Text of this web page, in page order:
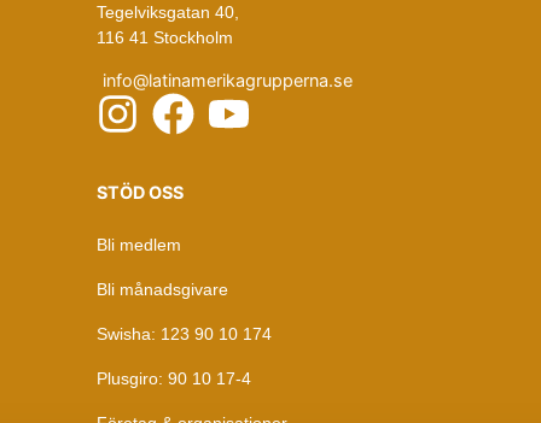
Tegelviksgatan 40,
116 41 Stockholm
info@latinamerikagrupperna.se
STÖD OSS
Bli medlem
Bli månadsgivare
Swisha: 123 90 10 174
Plusgiro: 90 10 17-4